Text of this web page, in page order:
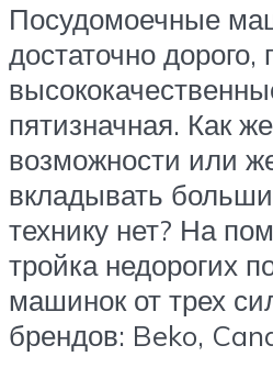
Посудомоечные
достаточно
пятизначная. Как
возможности или
вкладывать
технику нет? На
тройка недорогих
машинок от трех
брендов: Beko,